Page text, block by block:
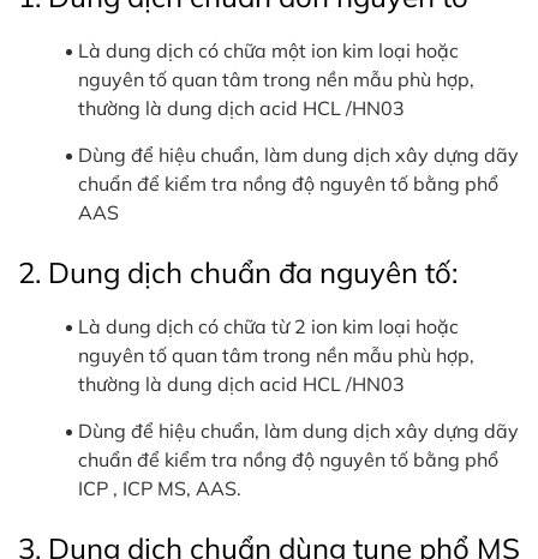
Là dung dịch có chữa một ion kim loại hoặc
nguyên tố quan tâm trong nền mẫu phù hợp,
thường là dung dịch acid HCL /HN03
Dùng để hiệu chuẩn, làm dung dịch xây dựng dãy
chuẩn để kiểm tra nồng độ nguyên tố bằng phổ
AAS
2. Dung dịch chuẩn đa nguyên tố:
Là dung dịch có chữa từ 2 ion kim loại hoặc
nguyên tố quan tâm trong nền mẫu phù hợp,
thường là dung dịch acid HCL /HN03
Dùng để hiệu chuẩn, làm dung dịch xây dựng dãy
chuẩn để kiểm tra nồng độ nguyên tố bằng phổ
ICP , ICP MS, AAS.
3. Dung dịch chuẩn dùng tune phổ MS